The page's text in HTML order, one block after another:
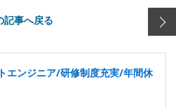
記事へ戻る
エンジニア/研修制度充実/年間休